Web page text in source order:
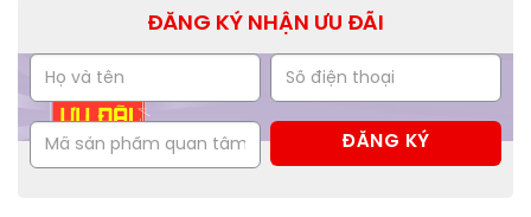
ĐĂNG KÝ NHẬN ƯU ĐÃI